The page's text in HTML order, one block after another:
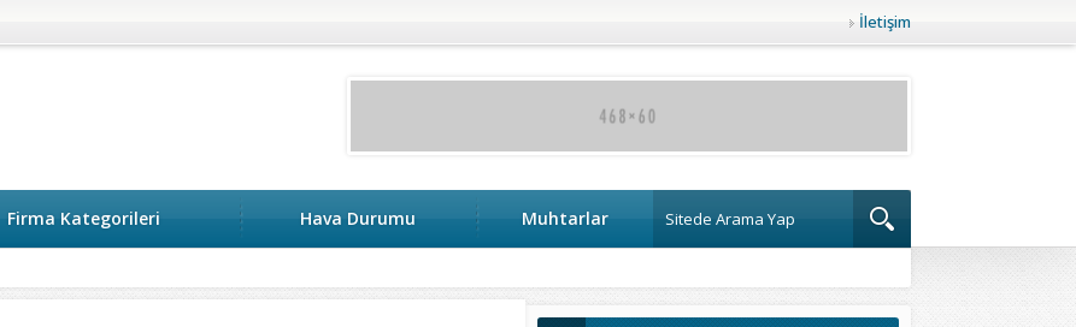
İletişim
Firma Kategorileri Hava Durumu Muhtarlar